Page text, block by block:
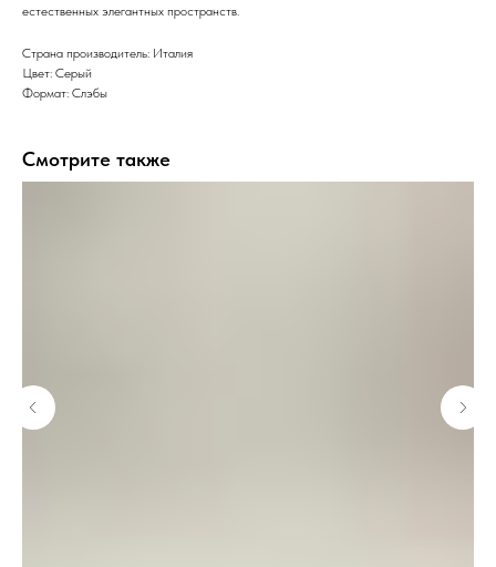
естественных элегантных пространств.
Страна производитель: Италия
Цвет: Серый
Формат: Слэбы
Смотрите также